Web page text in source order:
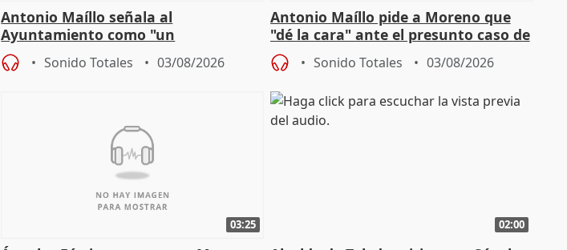
Antonio Maíllo señala al
Ayuntamiento como "un
especulador más" sobre viviendas de
Jiménez Becerril
Sonido Totales 03/08/2026
Antonio Maíllo pide a Moreno que
"dé la cara" ante el presunto caso de
acoso del CEO de ADM
Sonido Totales 03/08/2026
03:25 02:00